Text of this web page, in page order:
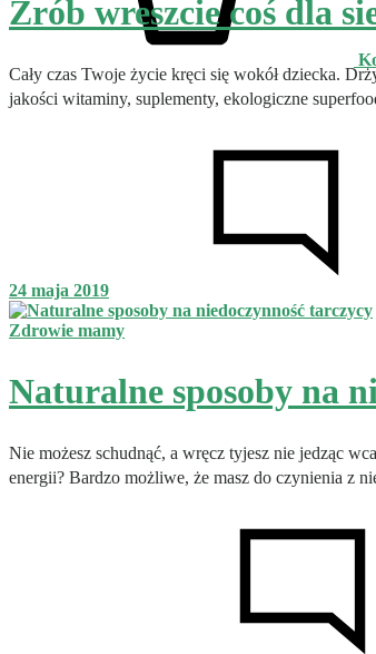
Zrób wreszcie coś dla
Cały czas Twoje życie kręci się wokół dziecka.
jakości witaminy, suplementy, ekologiczne
24 maja 2019
Zdrowie mamy
Naturalne sposoby na
Nie możesz schudnąć, a wręcz tyjesz nie jedząc
energii? Bardzo możliwe, że masz do czynienia z